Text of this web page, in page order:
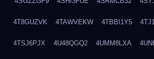
4T8GUZVK 4TAWVEKW 4TBBI1Y5
4TSJ6PJX 4U48QGQ2 4UMM8LXA